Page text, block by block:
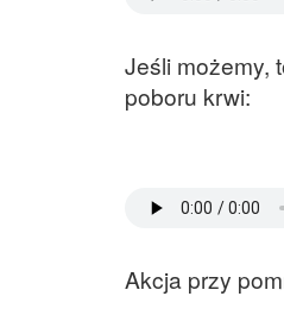
Jeśli możemy,
poboru krwi:
Akcja przy